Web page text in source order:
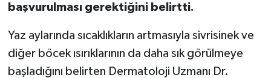
başvurulması gerektiğini belirtti.
Yaz aylarında sıcaklıkların artmasıyla sivrisinek ve
diğer böcek ısırıklarının da daha sık görülmeye
başladığını belirten Dermatoloji Uzmanı Dr.